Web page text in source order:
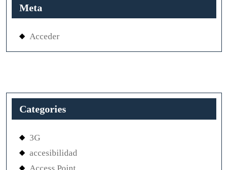
Meta
Acceder
Categories
3G
accesibilidad